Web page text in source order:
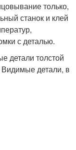
только,
станок и клей
с деталью.
детали толстой
детали, в